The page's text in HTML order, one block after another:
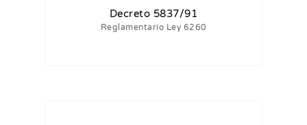
Decreto 5837/91
Reglamentario Ley 6260